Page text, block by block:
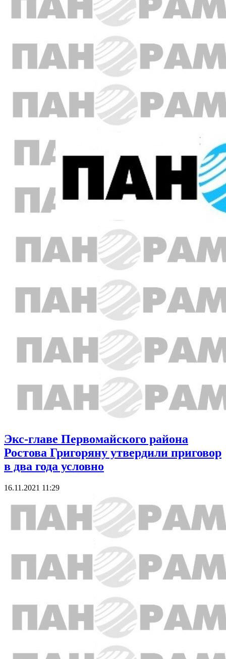
Экс-главе Первомайского района
Ростова Григоряну утвердили приговор
в два года условно
16.11.2021 11:29